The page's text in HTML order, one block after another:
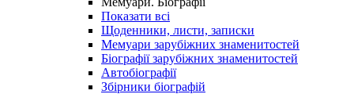
Показати всі
Щоденники, листи, записки
Мемуари зарубіжних знаменитостей
Біографії зарубіжних знаменитостей
Автобіографії
Збірники біографій